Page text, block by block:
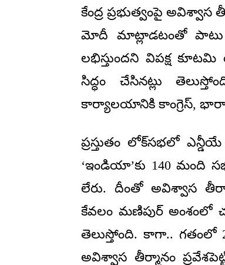
కేంద్ర ప్రభుత్వంపై అవిశ్వాస
మోదీ మాట్లాడటంతో పాటు
లభిస్తుందని విపక్ష
సిద్ధం చేసినట్లు
కార్యాలయానికి కాంగ్రెస్‌,
ప్రస్తుతం లోక్‌సభలో
‘ఇండియా’కు 140 మంది
లేరు. దీంతో అవిశ్వాస
కేవలం మణిపుర్‌ అంశంలో
తెలుస్తోంది. కాగా..
అవిశ్వాస తీర్మానం